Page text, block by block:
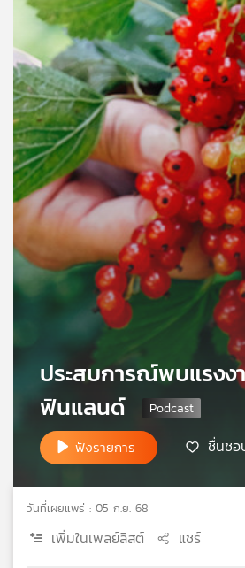
เพลง
บทความ
ข่าว
และ
กิจกรรม
เกี่ยว
บี
เอส
ประสบการณ์พบแรงง
ฟินแลนด์
ฟังรายการ ชื่นชอ
วันที่เผยแพร่ : 05 ก.ย. 68
เพิ่มในเพลย์ลิสต์ แชร์